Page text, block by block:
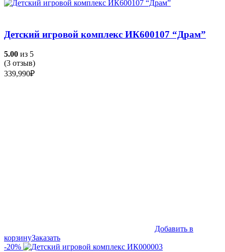
Детский игровой комплекс ИК600107 “Драм”
5.00 из 5
(3 отзыв)
339,990₽
Добавить в
корзинуЗаказать
-20%